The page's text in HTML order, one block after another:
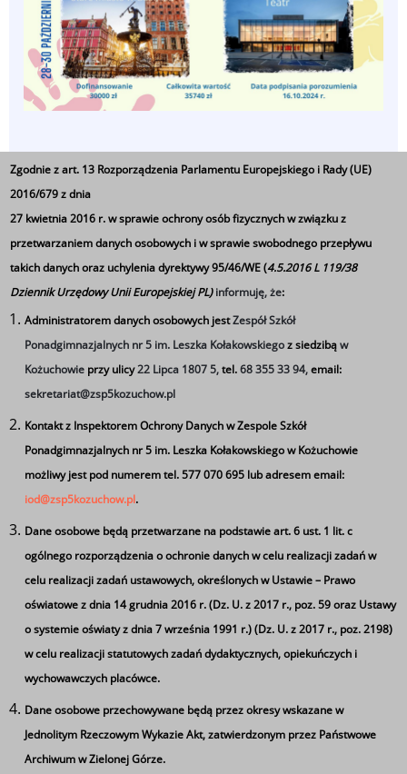
Podróż do Gdańska
Ministerstwo Edukacji Narodowej po raz drugi
zorganizowało nabór do programu „Podróże z klasą”
i nasza kożuchowska Piątka znalazła się na liście
ponad 750 szkół, które miały przyjemność
uczestniczyć w tym patriotyczno – kulturalnym
przedsięwzięciu.
Zgodnie z art. 13 Rozporządzenia Parlamentu Europejskiego i Rady (UE)
2016/679 z dnia
27 kwietnia 2016 r. w sprawie ochrony osób fizycznych w związku z
przetwarzaniem danych osobowych i w sprawie swobodnego przepływu
takich danych oraz uchylenia dyrektywy 95/46/WE (4.5.2016 L 119/38
Dziennik Urzędowy Unii Europejskiej PL)informuję, że:
Administratorem danych osobowych jestZespół Szkół
Ponadgimnazjalnych nr 5 im. Leszka Kołakowskiegoz siedzibąw
Kożuchowie przy ulicy22 Lipca 1807 5,tel.68 355 33 94,email:
sekretariat@zsp5kozuchow.pl
Kontakt z Inspektorem Ochrony Danych w Zespole Szkół
Ponadgimnazjalnych nr 5 im. Leszka Kołakowskiego w Kożuchowie
możliwy jest pod numerem tel. 577 070 695 lub adresem email:
iod@zsp5kozuchow.pl.
Dane osobowe będą przetwarzane na podstawie art. 6 ust. 1 lit. c
ogólnego rozporządzenia o ochronie danych w celu realizacji zadań w
celu realizacji zadań ustawowych, określonych w Ustawie – Prawo
oświatowe z dnia 14 grudnia 2016 r. (Dz. U. z 2017 r., poz. 59 oraz Ustawy
o systemie oświaty z dnia 7 września 1991 r.) (Dz. U. z 2017 r., poz. 2198)
w celu realizacji statutowych zadań dydaktycznych, opiekuńczych i
wychowawczych placówce.
Dane osobowe przechowywane będą przez okresy wskazane w
Jednolitym Rzeczowym Wykazie Akt, zatwierdzonym przez Państwowe
Archiwum w Zielonej Górze.